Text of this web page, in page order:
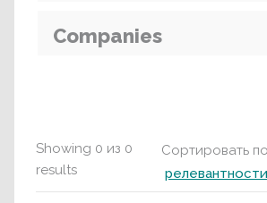
Showing 0 из 0
results
Сортировать по
релевантности
Companies